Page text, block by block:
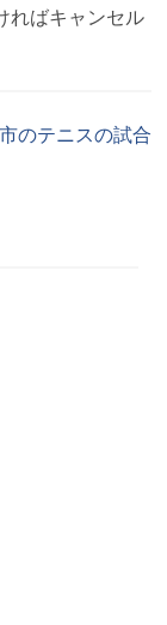
ればキャンセル
のテニスの試合